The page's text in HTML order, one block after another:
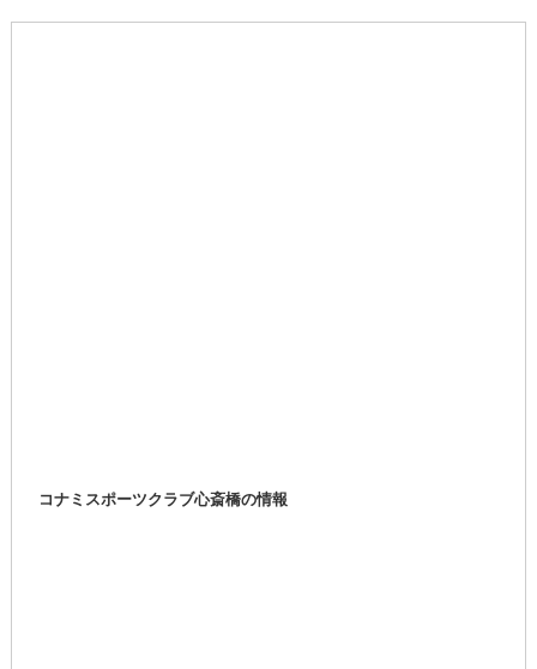
コナミスポーツクラブ心斎橋の情報